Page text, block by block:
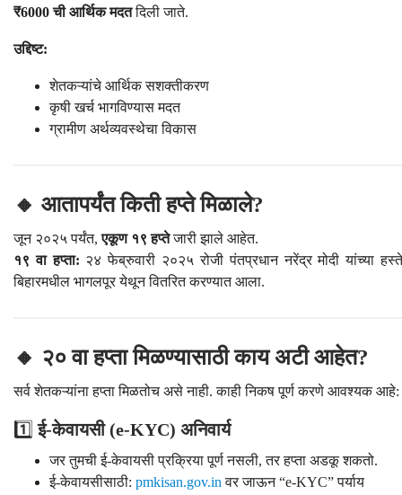
₹6000 ची आर्थिक मदतदिली जाते.
उद्दिष्ट:
शेतकऱ्यांचे आर्थिक सशक्तीकरण
कृषी खर्च भागविण्यास मदत
ग्रामीण अर्थव्यवस्थेचा विकास
🔸 आतापर्यंत किती हप्ते मिळाले?
जून २०२५ पर्यंत,एकूण १९ हप्तेजारी झाले आहेत.
१९ वा हप्ता: २४ फेब्रुवारी २०२५ रोजी पंतप्रधान नरेंद्र मोदी यांच्या
बिहारमधील भागलपूर येथून वितरित करण्यात आला.
🔸 २० वा हप्ता मिळण्यासाठी काय अटी आहेत?
सर्व शेतकऱ्यांना हप्ता मिळतोच असे नाही. काही निकष पूर्ण करणे आवश्यक आहे:
1️⃣ई-केवायसी (e-KYC) अनिवार्य
जर तुमची ई-केवायसी प्रक्रिया पूर्ण नसली, तर हप्ता अडकू शकतो.
ई-केवायसीसाठी: pmkisan.gov.in वर जाऊन “e-KYC” पर्याय